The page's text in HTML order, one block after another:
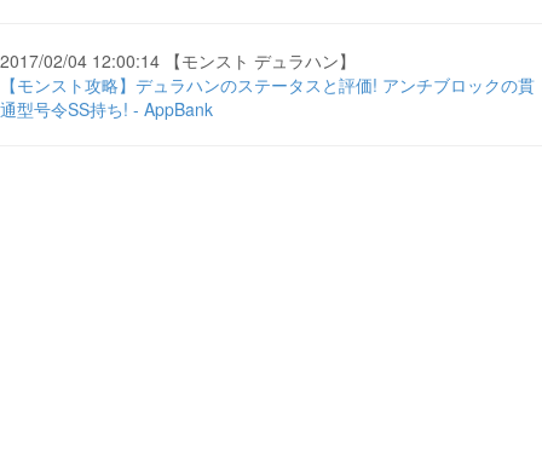
2017/02/04 12:00:14 【モンスト デュラハン】
【モンスト攻略】デュラハンのステータスと評価! アンチブロックの貫
通型号令SS持ち! - AppBank